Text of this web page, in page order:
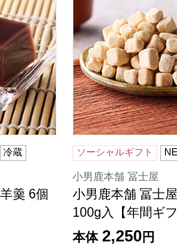
冷蔵
羹 6個
ソーシャルギフト
小男鹿本舗 冨士屋
小男鹿本舗 冨士
100g入【年間ギフ
本体 2,250円